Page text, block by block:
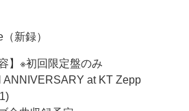
新録）
】※初回限定盤のみ
ANNIVERSARY at KT Zepp